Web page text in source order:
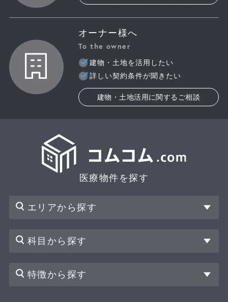
オーナー様へ
To the owner
建物・土地を活用したい
詳しい契約条件が聞きたい
建物・土地活用に関するご相談
医療物件を探す
エリアから探す
科目から探す
特徴から探す